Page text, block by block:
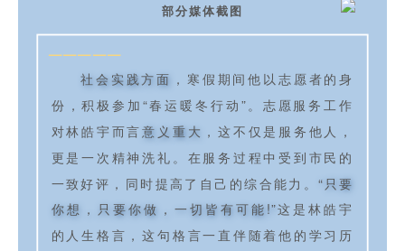
部分媒体截图
—————
社会实践方面 ，寒假期间他以志愿者的身
份，积极参加“春运暖冬行动”。志愿服务工作
对林皓宇而言意义重大 ，这不仅是服务他人，
更是一次精神洗礼。在服务过程中受到市民的
一致好评，同时提高了自己的综合能力。“只要
你想，只要你做，一切皆有可能!”这是林皓宇
的人生格言，这句格言一直伴随着他的学习历